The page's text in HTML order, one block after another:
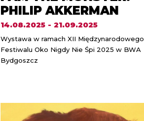
PHILIP AKKERMAN
14.08.2025 - 21.09.2025
Wystawa w ramach XII Międzynarodowego
Festiwalu Oko Nigdy Nie Śpi 2025 w BWA
Bydgoszcz